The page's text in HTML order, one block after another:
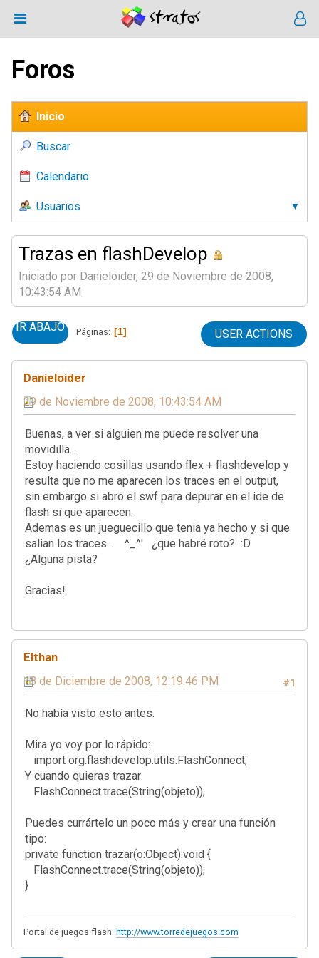
Foros
Inicio
Buscar
Calendario
Usuarios
Trazas en flashDevelop
Iniciado por Danieloider, 29 de Noviembre de 2008,
10:43:54 AM
IR ABAJO Páginas 1 USER ACTIONS
Danieloider
29 de Noviembre de 2008, 10:43:54 AM
Buenas, a ver si alguien me puede resolver una
movidilla...
Estoy haciendo cosillas usando flex + flashdevelop y
resulta que no me aparecen los traces en el output,
sin embargo si abro el swf para depurar en el ide de
flash si que aparecen.
Ademas es un jueguecillo que tenia ya hecho y si que
salian los traces... ^_^' ¿que habré roto? :D
¿Alguna pista?
Gracias!
Elthan
#1
18 de Diciembre de 2008, 12:19:46 PM
No había visto esto antes.
Mira yo voy por lo rápido:
import org.flashdevelop.utils.FlashConnect;
Y cuando quieras trazar:
FlashConnect.trace(String(objeto));
Puedes currártelo un poco más y crear una función
tipo:
private function trazar(o:Object):void {
FlashConnect.trace(String(objeto));
}
Portal de juegos flash: http://www.torredejuegos.com